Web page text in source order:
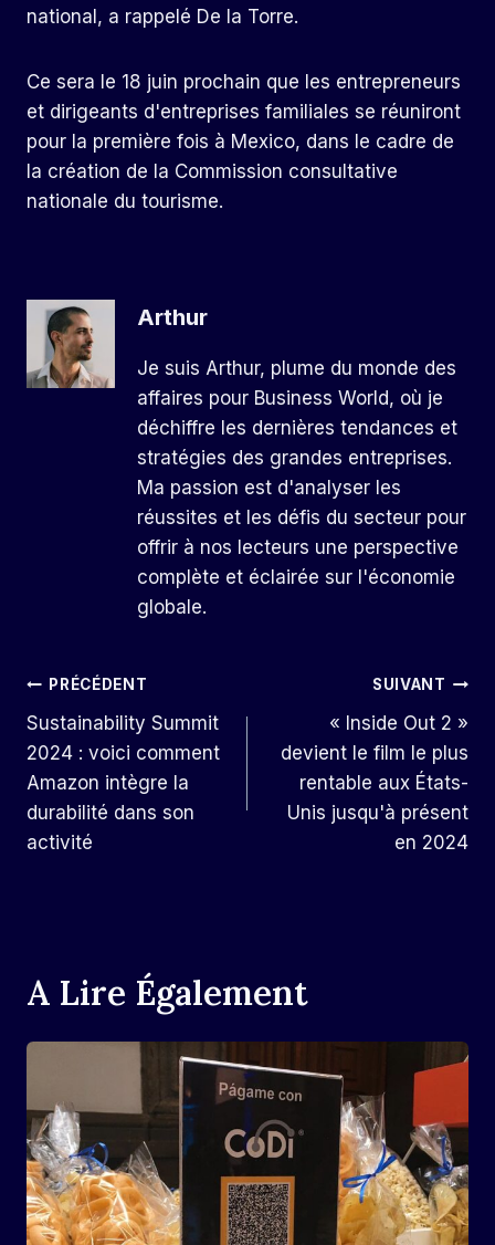
national, a rappelé De la Torre.
Ce sera le 18 juin prochain que les entrepreneurs
et dirigeants d'entreprises familiales se réuniront
pour la première fois à Mexico, dans le cadre de
la création de la Commission consultative
nationale du tourisme.
Arthur
Je suis Arthur, plume du monde des
affaires pour Business World, où je
déchiffre les dernières tendances et
stratégies des grandes entreprises.
Ma passion est d'analyser les
réussites et les défis du secteur pour
offrir à nos lecteurs une perspective
complète et éclairée sur l'économie
globale.
Navigation
De
L’article
PRÉCÉDENT
Sustainability Summit
2024 : voici comment
Amazon intègre la
durabilité dans son
activité
SUIVANT
« Inside Out 2 »
devient le film le plus
rentable aux États-
Unis jusqu'à présent
en 2024
A Lire Également